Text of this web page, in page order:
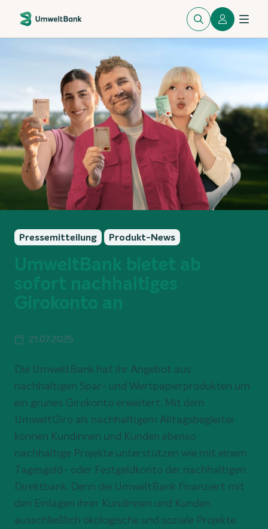
Pressemitteilung Produkt-News
UmweltBank bietet ab
sofort nachhaltiges
Girokonto an
21.07.2025
Die UmweltBank hat ihr Angebot aus
nachhaltigen Spar- und Wertpapierprodukten um
ein grünes Girokonto erweitert. Mit dem
UmweltGiro als nachhaltigem Alltagsbegleiter
können Kundinnen und Kunden ebenso
nachhaltige Projekte unterstützen wie mit einem
Tagesgeld- oder Festgeldkonto der nachhaltigen
Direktbank. Denn die UmweltBank finanziert mit
den Einlagen ihrer Kundinnen und Kunden
ausschließlich ökologische und soziale Projekte.